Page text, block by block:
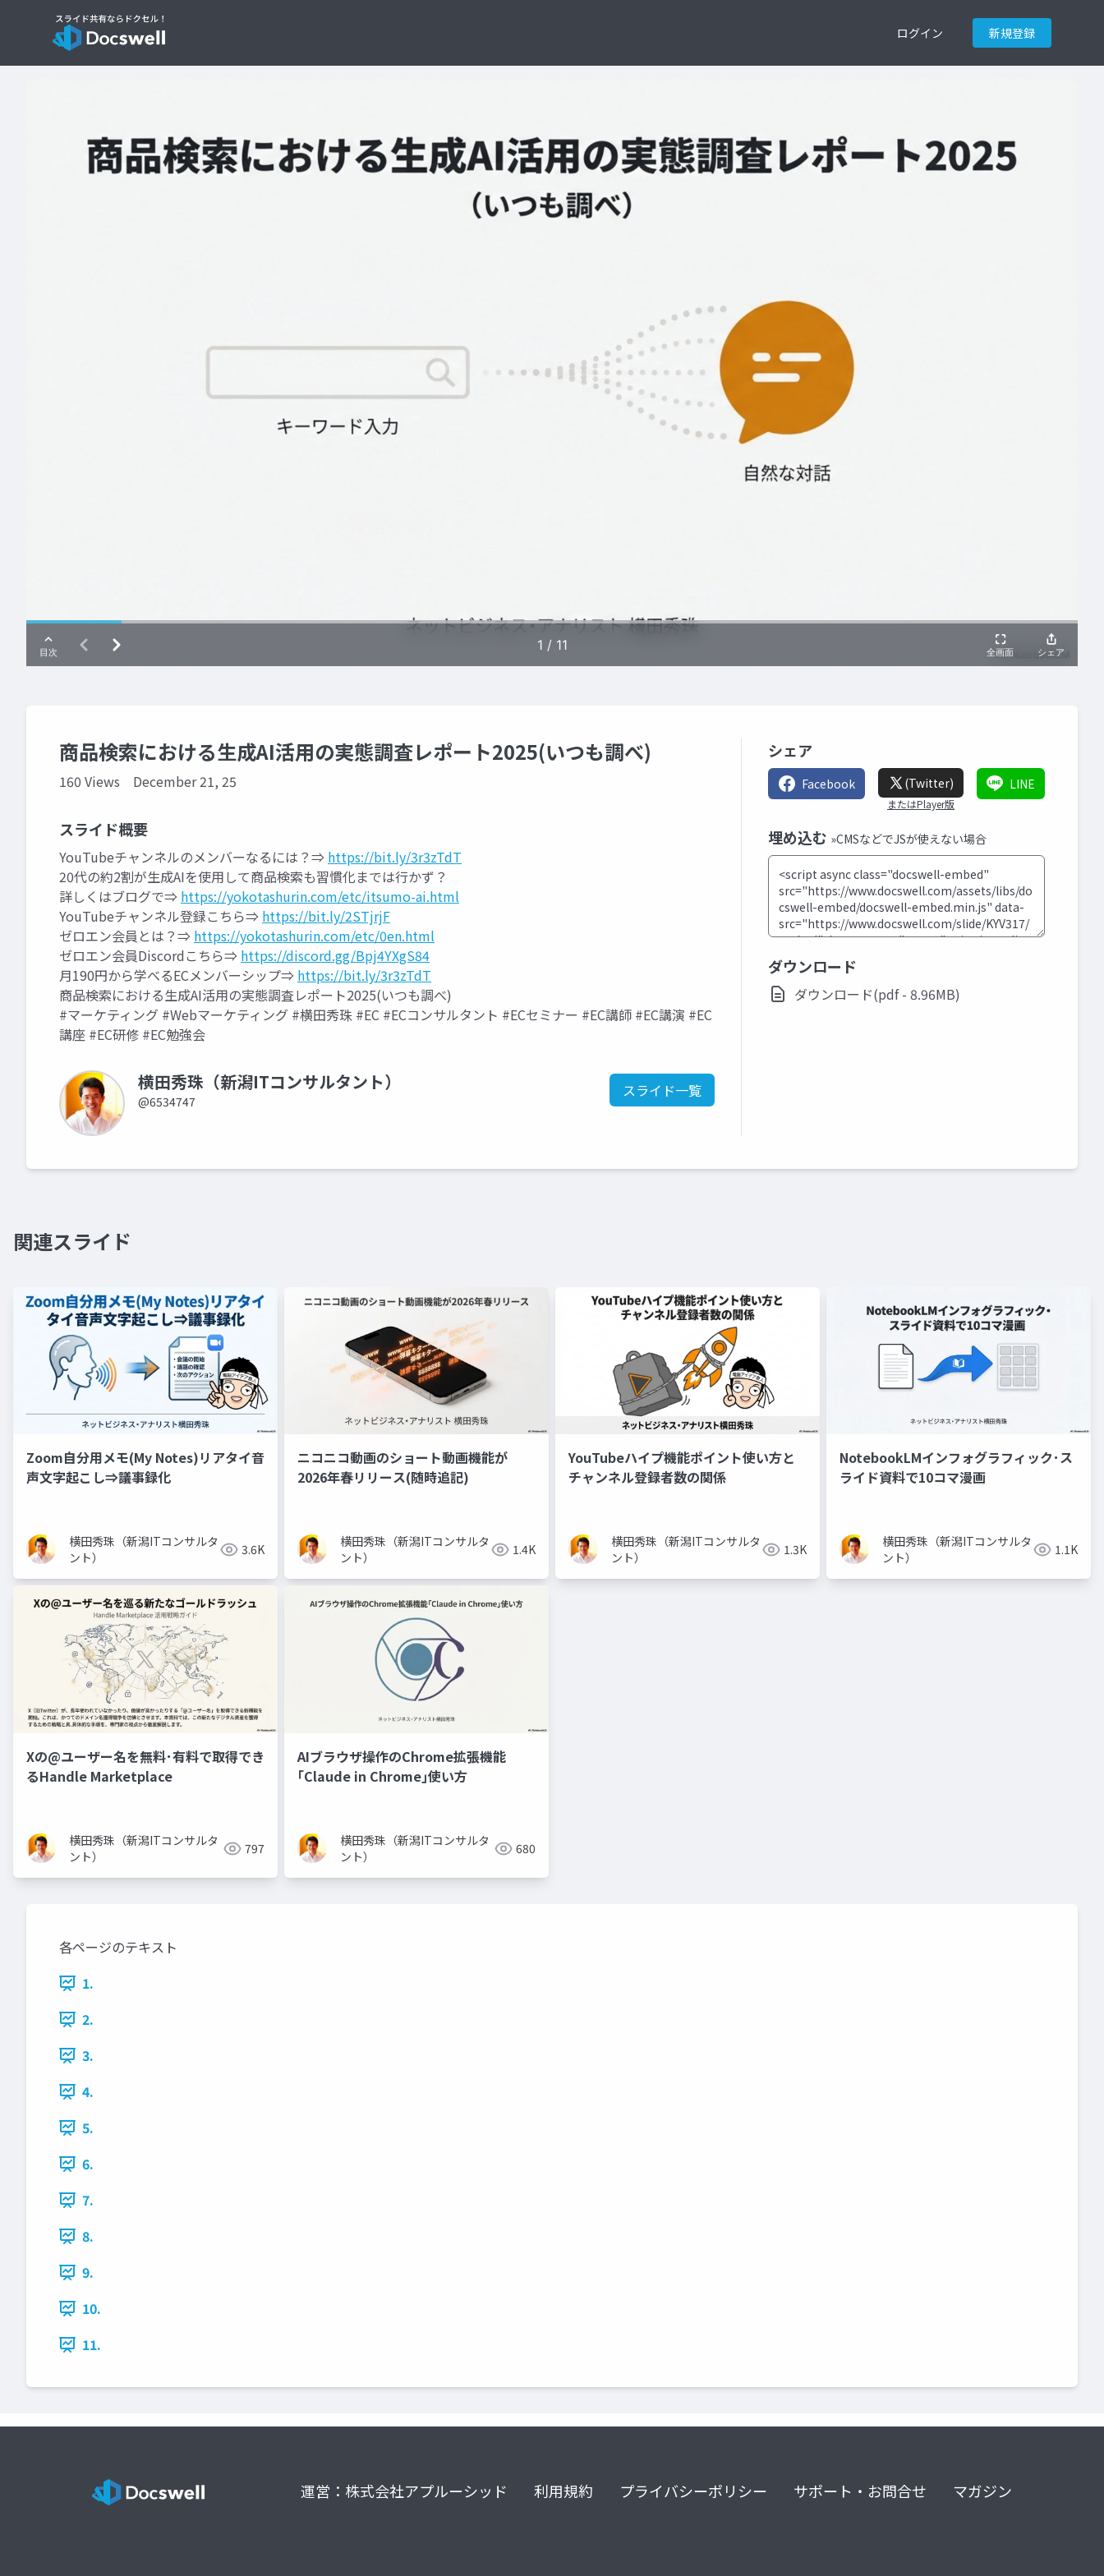
ログイン 新規登録
商品検索における生成AI活用の実態調査レポート2025(いつも調べ)
160 Views December 21, 25
スライド概要
YouTubeチャンネルのメンバーなるには？⇒ https://bit.ly/3r3zTdT
20代の約2割が生成AIを使用して商品検索も習慣化までは行かず？
詳しくはブログで⇒ https://yokotashurin.com/etc/itsumo-ai.html
YouTubeチャンネル登録こちら⇒ https://bit.ly/2STjrjF
ゼロエン会員とは？⇒ https://yokotashurin.com/etc/0en.html
ゼロエン会員Discordこちら⇒ https://discord.gg/Bpj4YXgS84
月190円から学べるECメンバーシップ⇒ https://bit.ly/3r3zTdT
商品検索における生成AI活用の実態調査レポート2025(いつも調べ)
#マーケティング #Webマーケティング #横田秀珠 #EC #ECコンサルタント #ECセミナー #EC講師 #EC講演 #EC
講座 #EC研修 #EC勉強会
横田秀珠（新潟ITコンサルタント）
@6534747
スライド一覧
シェア
Facebook (Twitter)
またはPlayer版
LINE
埋め込む »CMSなどでJSが使えない場合
ダウンロード
ダウンロード(pdf - 8.96MB)
関連スライド
Zoom自分用メモ(My Notes)リアタイ音
声文字起こし⇒議事録化
横田秀珠（新潟ITコンサルタ
ント）
3.6K
ニコニコ動画のショート動画機能が
2026年春リリース(随時追記)
横田秀珠（新潟ITコンサルタ
ント）
1.4K
YouTubeハイプ機能ポイント使い方と
チャンネル登録者数の関係
横田秀珠（新潟ITコンサルタ
ント）
1.3K
NotebookLMインフォグラフィック･ス
ライド資料で10コマ漫画
横田秀珠（新潟ITコンサルタ
ント）
1.1K
Xの@ユーザー名を無料･有料で取得でき
るHandle Marketplace
横田秀珠（新潟ITコンサルタ
ント）
797
AIブラウザ操作のChrome拡張機能
｢Claude in Chrome｣使い方
横田秀珠（新潟ITコンサルタ
ント）
680
各ページのテキスト
1.
2.
3.
4.
5.
6.
7.
8.
9.
10.
11.
運営：株式会社アプルーシッド 利用規約 プライバシーポリシー サポート・お問合せ マガジン